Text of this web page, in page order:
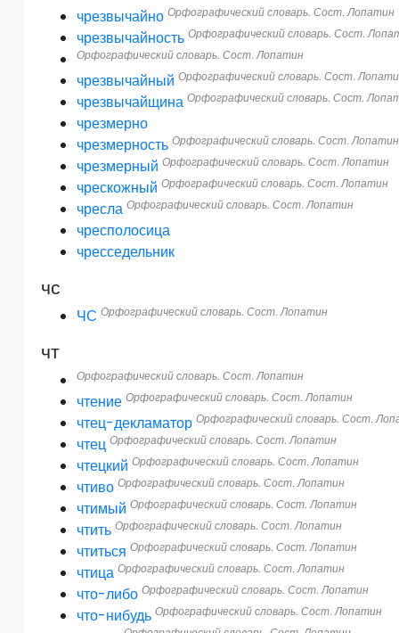
чрезвычайно Орфографический словарь. Сост. Лопатин
чрезвычайность Орфографический словарь. Сост.
Орфографический словарь. Сост. Лопатин
чрезвычайный Орфографический словарь. Сост.
чрезвычайщина Орфографический словарь. Сост.
чрезмерно
чрезмерность Орфографический словарь. Сост. Лопатин
чрезмерный Орфографический словарь. Сост. Лопатин
чрескожный Орфографический словарь. Сост. Лопатин
чресла Орфографический словарь. Сост. Лопатин
чресполосица
чресседельник
чс
ЧС Орфографический словарь. Сост. Лопатин
чт
Орфографический словарь. Сост. Лопатин
чтение Орфографический словарь. Сост. Лопатин
чтец-декламатор Орфографический словарь. Сост.
чтец Орфографический словарь. Сост. Лопатин
чтецкий Орфографический словарь. Сост. Лопатин
чтиво Орфографический словарь. Сост. Лопатин
чтимый Орфографический словарь. Сост. Лопатин
чтить Орфографический словарь. Сост. Лопатин
чтиться Орфографический словарь. Сост. Лопатин
чтица Орфографический словарь. Сост. Лопатин
что-либо Орфографический словарь. Сост. Лопатин
что-нибудь Орфографический словарь. Сост. Лопатин